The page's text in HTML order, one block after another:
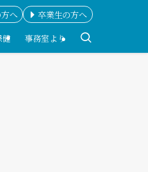
健 事務室より
へ 卒業生の方へ